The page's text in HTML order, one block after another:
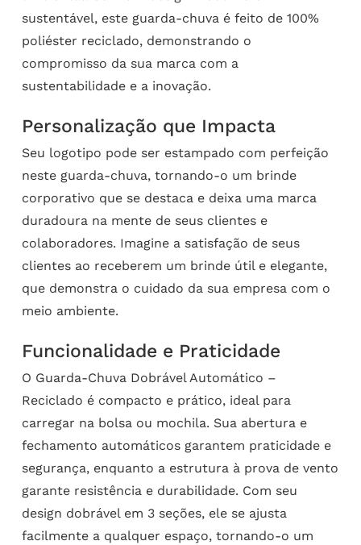
sustentável, este guarda-chuva é feito de 100%
poliéster reciclado, demonstrando o
compromisso da sua marca com a
sustentabilidade e a inovação.
Personalização que Impacta
Seu logotipo pode ser estampado com perfeição
neste guarda-chuva, tornando-o um brinde
corporativo que se destaca e deixa uma marca
duradoura na mente de seus clientes e
colaboradores. Imagine a satisfação de seus
clientes ao receberem um brinde útil e elegante,
que demonstra o cuidado da sua empresa com o
meio ambiente.
Funcionalidade e Praticidade
O Guarda-Chuva Dobrável Automático –
Reciclado é compacto e prático, ideal para
carregar na bolsa ou mochila. Sua abertura e
fechamento automáticos garantem praticidade e
segurança, enquanto a estrutura à prova de vento
garante resistência e durabilidade. Com seu
design dobrável em 3 seções, ele se ajusta
facilmente a qualquer espaço, tornando-o um